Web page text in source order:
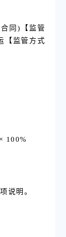
同)【监管
【监管方式
100%
说明。